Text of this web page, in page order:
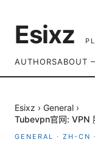
Esixz
AUTHORSABOUT
Esixz › General ›
Tubevpn官网: VPN
GENERAL · ZH-CN ·